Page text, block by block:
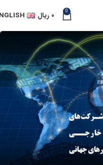
0 ۰ ریال